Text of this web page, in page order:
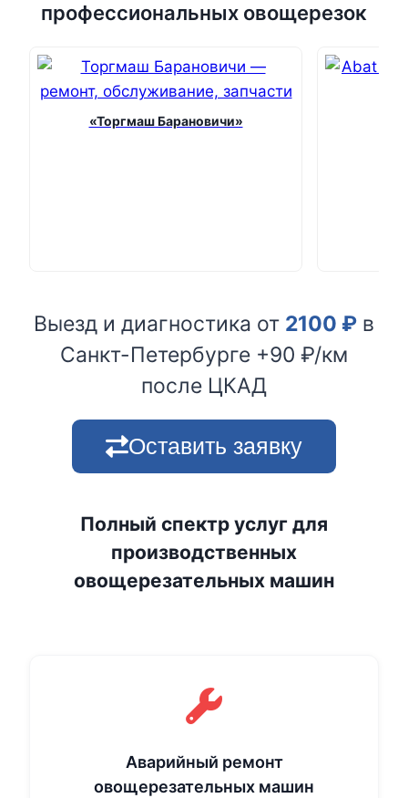
профессиональных овощерезок
«Торгмаш Барановичи»
Выезд и диагностика от 2100 ₽ в
Санкт-Петербурге +90 ₽/км
после ЦКАД
Оставить заявку
Полный спектр услуг для
производственных
овощерезательных машин
Аварийный ремонт
овощерезательных машин